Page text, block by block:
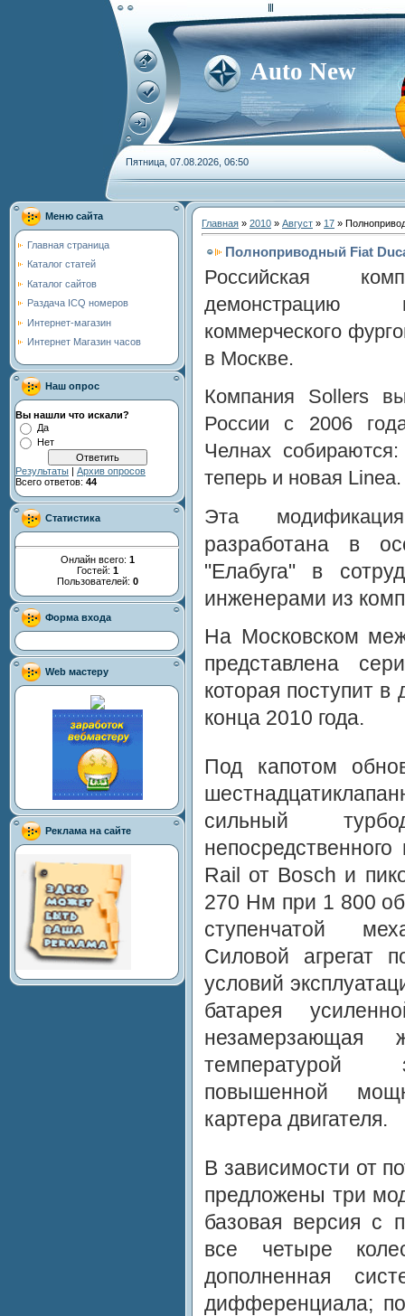
Auto New
Пятница, 07.08.2026, 06:50
Меню сайта
Главная страница
Каталог статей
Каталог сайтов
Раздача ICQ номеров
Интернет-магазин
Интернет Магазин часов
Наш опрос
Вы нашли что искали?
Да
Нет
Результаты | Архив опросов
Всего ответов: 44
Статистика
Онлайн всего: 1
Гостей: 1
Пользователей: 0
Форма входа
Web мастеру
Реклама на сайте
Главная » 2010 » Август » 17 »
Полноприводный Fiat
Российская
демонстрацию
коммерческого
в Москве.
Компания Sollers
России с 2006
Челнах
теперь и новая Linea.
Эта
разработана в
"Елабуга" в
инженерами из
На Московском
представлена
которая поступит
конца 2010 года.
Под капотом
сильный
Rail от Bosch и
270 Нм при 1 800
ступенчатой
Силовой агрегат
условий
батарея
незамерзающая
температурой
повышенной
картера двигателя.
В зависимости от
предложены три
базовая версия с
все четыре
дополненная
дифференциала;